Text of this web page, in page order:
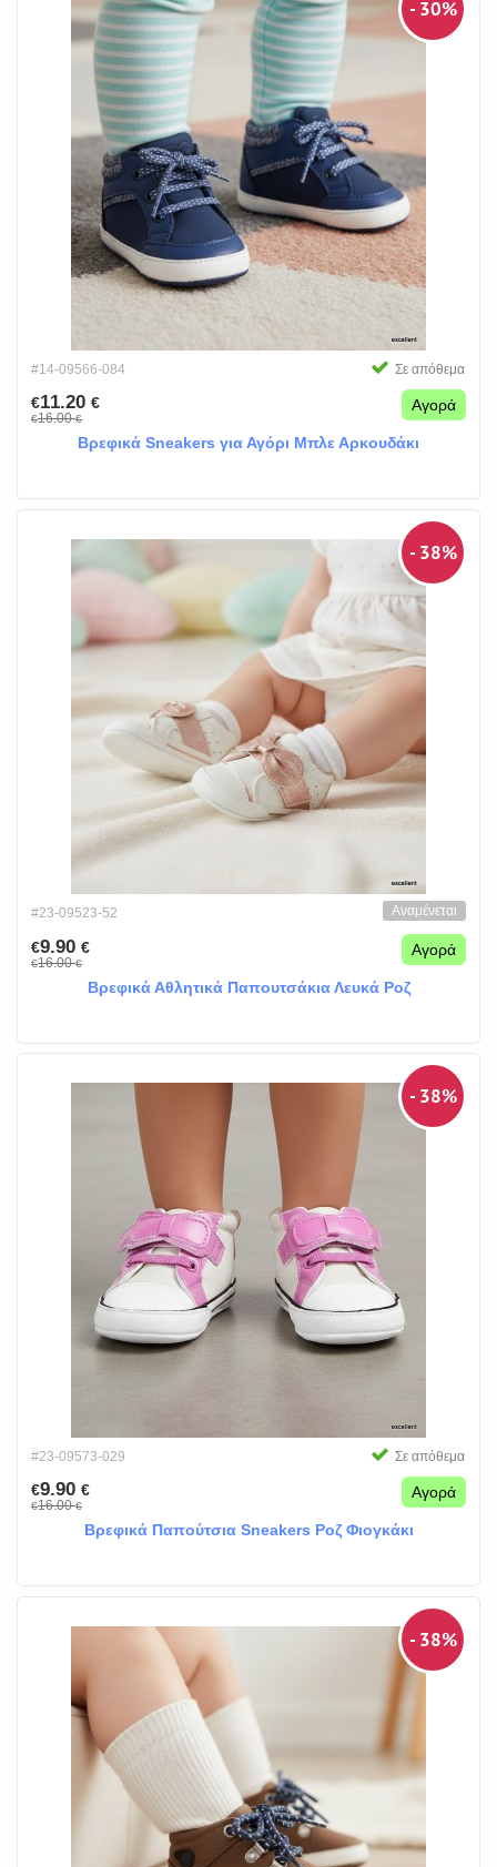
- 30%
#14-09566-084 Σε απόθεμα
€11.20 €
€16.00€
Αγορά
Βρεφικά Sneakers για Αγόρι Μπλε Αρκουδάκι
- 38%
#23-09523-52 Αναμένεται
€9.90 €
€16.00€
Αγορά
Βρεφικά Αθλητικά Παπουτσάκια Λευκά Ροζ
- 38%
#23-09573-029 Σε απόθεμα
€9.90 €
€16.00€
Αγορά
Βρεφικά Παπούτσια Sneakers Ροζ Φιογκάκι
- 38%